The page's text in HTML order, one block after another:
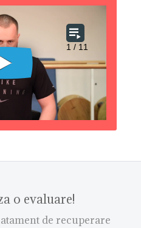
o evaluare!
de recuperare